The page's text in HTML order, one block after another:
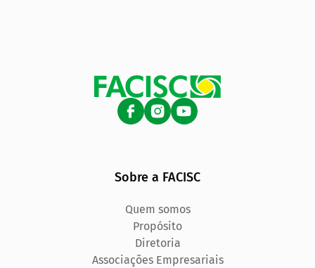
Sobre a FACISC
Quem somos
Propósito
Diretoria
Associações Empresariais